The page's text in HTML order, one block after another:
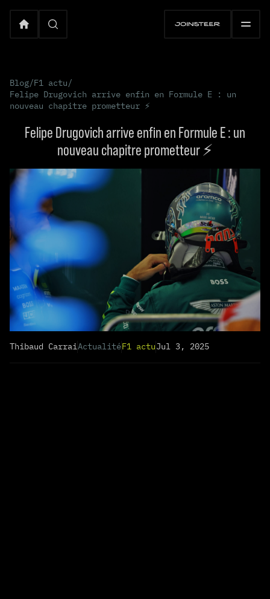
Blog/F1 actu/
Felipe Drugovich arrive enfin en Formule E : un
nouveau chapitre prometteur ⚡️
Felipe Drugovich arrive enfin en Formule E : un
nouveau chapitre prometteur ⚡️
Thibaud CarraiActualitéF1 actuJul 3, 2025